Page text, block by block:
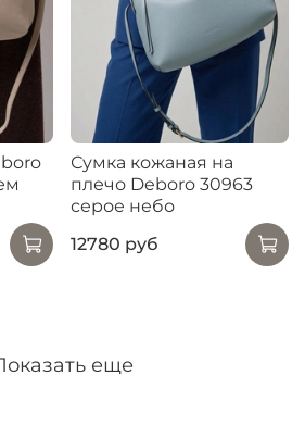
Сумка кожаная на
плечо Deboro 30963
серое небо
12780 руб
еще